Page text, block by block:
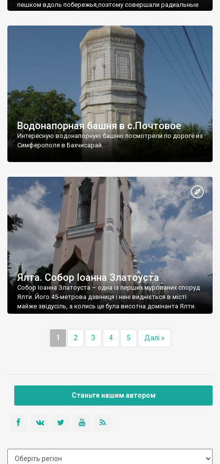
пешком вдоль побережья,поэтому совершали радиальные
Водонапорная башня в с.Почтовое
Интересную водонапорную башню посмотрели по дороге из
Симферополя в Бахчисарай.
Ялта. Собор Іоанна Златоуста
Собор Іоанна Златоуста – одна із перших мурованих споруд
Ялти. Його 45-метрова дзвіниця і нині видніється в місті
майже звідусіль, а колись це була висотна домінанта Ялти.
1 2 3 4 5 Далі »
Станьте нашим автором